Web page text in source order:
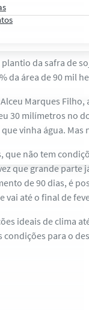
da safra de
da área de 90 mil
Marques
30 milímetros no
vinha água.
não tem
que grande
de 90 dias, é
até o final de
ideais de clima
para o